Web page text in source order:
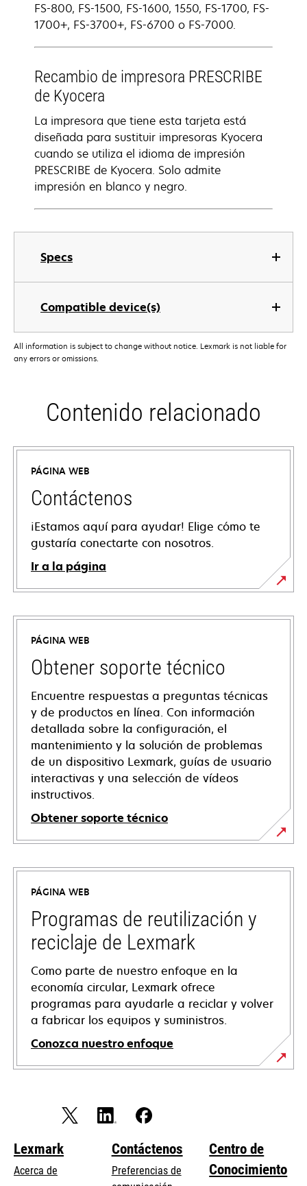
Specs
Compatible device(s)
FS-800, FS-1500, FS-1600, 1550, FS-1700, FS-
1700+, FS-3700+, FS-6700 o FS-7000.
Recambio de impresora PRESCRIBE
de Kyocera
La impresora que tiene esta tarjeta está
diseñada para sustituir impresoras Kyocera
cuando se utiliza el idioma de impresión
PRESCRIBE de Kyocera. Solo admite
impresión en blanco y negro.
All information is subject to change without notice. Lexmark is not liable for
any errors or omissions.
Contenido relacionado
PÁGINA WEB
Contáctenos
¡Estamos aquí para ayudar! Elige cómo te
gustaría conectarte con nosotros.
Ir a la página
PÁGINA WEB
Obtener soporte técnico
Encuentre respuestas a preguntas técnicas
y de productos en línea. Con información
detallada sobre la configuración, el
mantenimiento y la solución de problemas
de un dispositivo Lexmark, guías de usuario
interactivas y una selección de vídeos
instructivos.
Obtener soporte técnico
opens
in
new
tab
PÁGINA WEB
Programas de reutilización y
reciclaje de Lexmark
Como parte de nuestro enfoque en la
economía circular, Lexmark ofrece
programas para ayudarle a reciclar y volver
a fabricar los equipos y suministros.
Conozca nuestro enfoque
Lexmark
Acerca de
Contáctenos
Preferencias de
Centro de
Conocimiento